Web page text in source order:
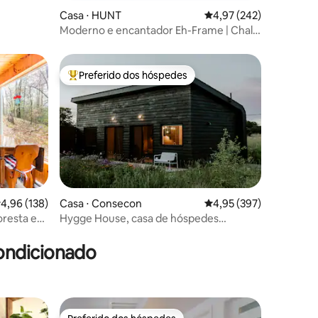
Casa ⋅ HUNT 4,97 de uma avaliação
4,97 (242)
Moderno e encantador Eh-Frame | Chalé
hóspedes
de uma avaliação média de 5, 138 avaliações
4,96 (138)
em
Entre os melhores preferidos dos hóspedes
Preferido dos hóspedes
Casa ⋅ Consecon 4,95 de uma avaliação
4,95 (397)
Hygge House, casa de hóspedes